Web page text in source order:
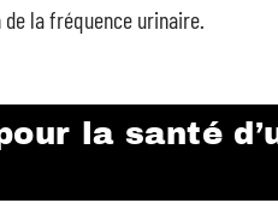
de la fréquence urinaire.
la santé